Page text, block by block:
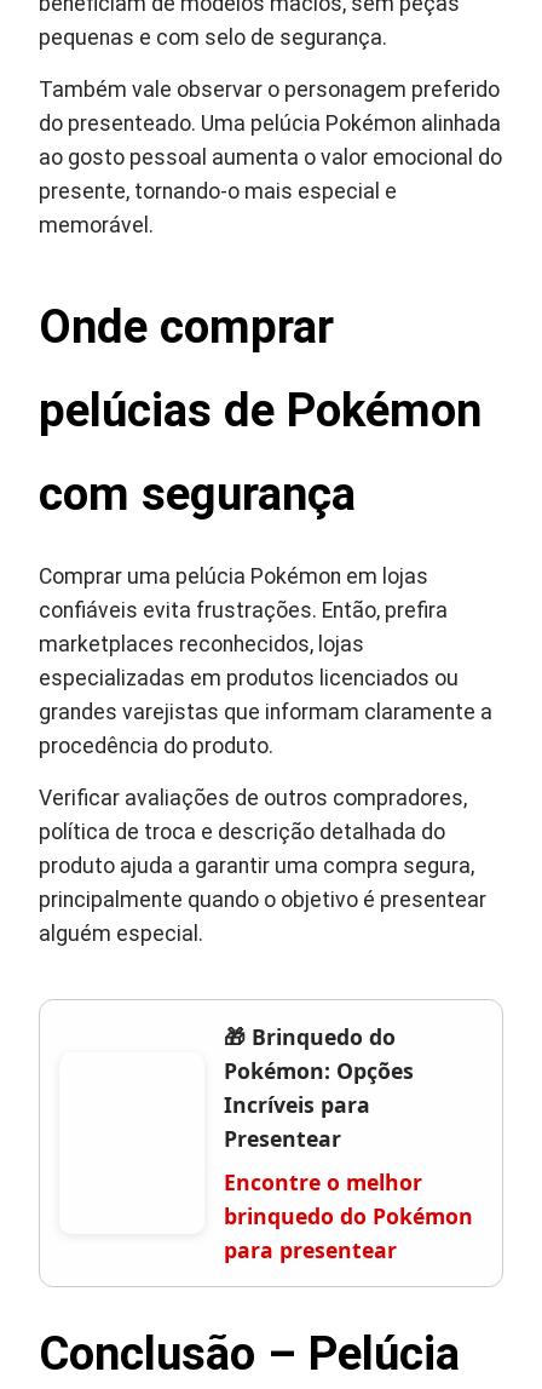
pequenas e com selo de segurança.
Também vale observar o personagem preferido
do presenteado. Uma pelúcia Pokémon alinhada
ao gosto pessoal aumenta o valor emocional do
presente, tornando-o mais especial e
memorável.
Onde comprar
pelúcias de Pokémon
com segurança
Comprar uma pelúcia Pokémon em lojas
confiáveis evita frustrações. Então, prefira
marketplaces reconhecidos, lojas
especializadas em produtos licenciados ou
grandes varejistas que informam claramente a
procedência do produto.
Verificar avaliações de outros compradores,
política de troca e descrição detalhada do
produto ajuda a garantir uma compra segura,
principalmente quando o objetivo é presentear
alguém especial.
🎁 Brinquedo do
Pokémon: Opções
Incríveis para
Presentear
Encontre o melhor
brinquedo do Pokémon
para presentear
Conclusão – Pelúcia